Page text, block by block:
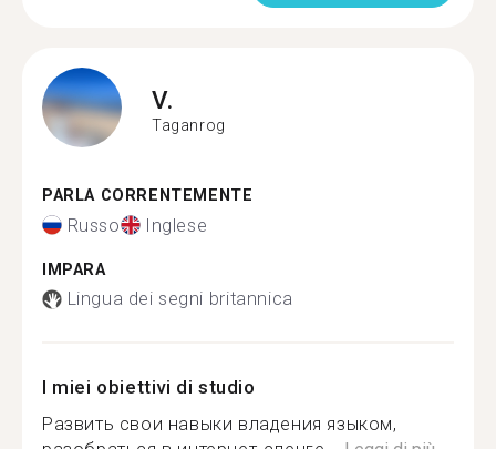
V.
Taganrog
PARLA CORRENTEMENTE
Russo Inglese
IMPARA
Lingua dei segni britannica
I miei obiettivi di studio
Развить свои навыки владения языком,